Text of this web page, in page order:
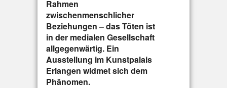
Rahmen
zwischenmenschlicher
Beziehungen – das Töten ist
in der medialen Gesellschaft
allgegenwärtig. Ein
Ausstellung im Kunstpalais
Erlangen widmet sich dem
Phänomen.